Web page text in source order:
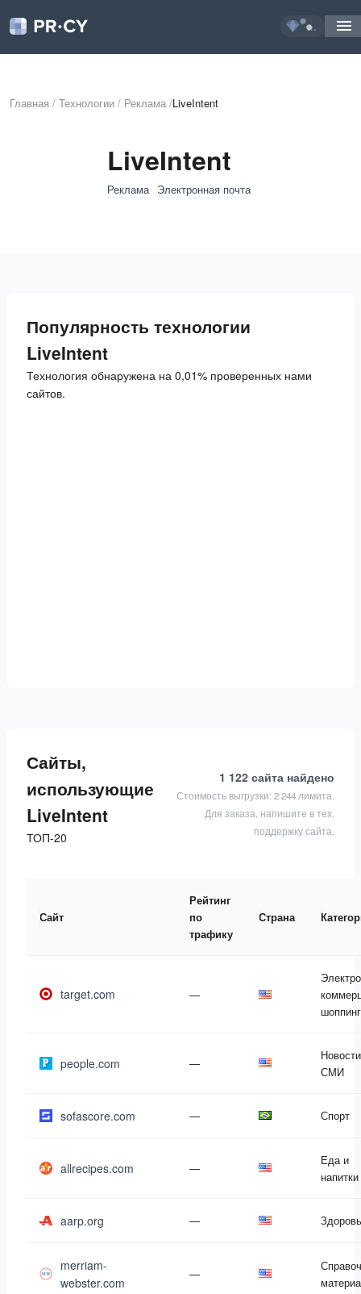
...
Главная / Технологии / Реклама /LiveIntent
LiveIntent
Реклама Электронная почта
Популярность технологии
LiveIntent
Технология обнаружена на 0,01% проверенных нами
сайтов.
Сайты,
использующие
LiveIntent
ТОП-20
1 122 сайта найдено
Стоимость выгрузки: 2 244 лимита.
Для заказа, напишите в тех.
поддержку сайта.
Сайт
Рейтинг
по
трафику
Страна
target.com —
шоппинг
people.com —
СМИ
sofascore.com — Спорт
allrecipes.com —
Еда и
напитки
aarp.org —
merriam-
webster.com
—